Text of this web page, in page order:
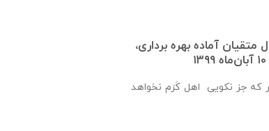
متقيان آماده بهره برداری،
که جز نکویی اهل کَرَم نخواهد